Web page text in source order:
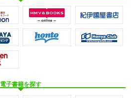
電子書籍を探す